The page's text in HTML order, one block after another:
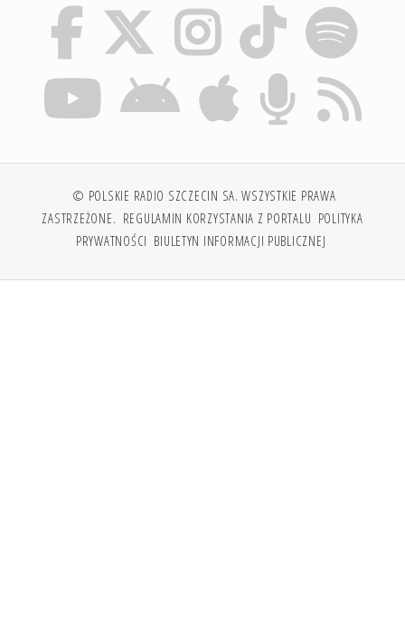
© POLSKIE RADIO SZCZECIN SA. WSZYSTKIE PRAWA
ZASTRZEŻONE. REGULAMIN KORZYSTANIA Z PORTALU POLITYKA
PRYWATNOŚCI BIULETYN INFORMACJI PUBLICZNEJ